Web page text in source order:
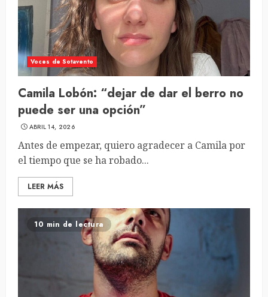
Voces de Sotavento
Camila Lobón: “dejar de dar el berro no
puede ser una opción”
ABRIL 14, 2026
Antes de empezar, quiero agradecer a Camila por
el tiempo que se ha robado...
LEER MÁS
10 min de lectura